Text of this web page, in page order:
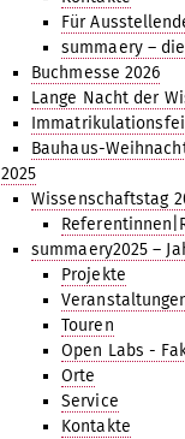
Für
summaery –
Buchmesse 2026
Lange Nacht der
Bauhaus-
2025
Wissenschaftstag
summaery2025 –
Projekte
Touren
Open Labs -
Orte
Service
Kontakte